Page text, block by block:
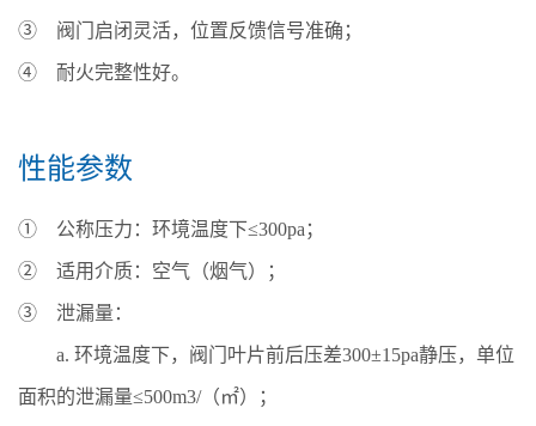
③ 阀门启闭灵活，位置反馈信号准确；
④ 耐火完整性好。
性能参数
① 公称压力：环境温度下≤300pa；
② 适用介质：空气（烟气）；
③ 泄漏量：
a. 环境温度下，阀门叶片前后压差300±15pa静压，单位
面积的泄漏量≤500m3/（㎡）；